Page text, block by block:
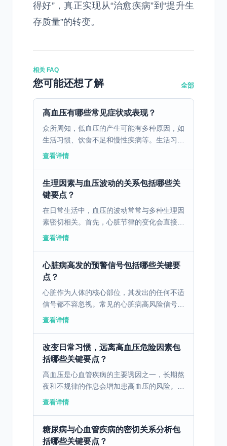
得好”，真正实现从“治愈疾病”到“提升生
存质量”的转变。
相关 FAQ
您可能还想了解 全部
高血压有哪些常见症状或表现？
众所周知，低血压的产生可能有多种原因，如
生活习惯、饮食不足和慢性疾病等。生活习惯
的改变，如过度节食或缺乏运动，会导致血压
查看详情
生理因素与血压波动的关系包括哪些关
键要点？
在日常生活中，血压的波动常常与多种生理因
素密切相关。首先，心脏节律的变化会直接影
响血压的高低，心脏的每一次跳动都会导致血
查看详情
心脏病高发的预警信号包括哪些关键要
点？
心脏作为人体的核心部位，其发出的任何不适
信号都不容忽视。常见的心脏病高风险信号包
括胸痛、呼吸急促和头晕。胸痛通常是由于心
查看详情
改变日常习惯，远离高血压危险因素包
括哪些关键要点？
高血压是心血管疾病的主要诱因之一，长期熬
夜和不规律的作息会增加患高血压的风险。作
为教师，保持规律的作息时间非常重要。避免
查看详情
糖尿病与心血管疾病的密切关系分析包
括哪些关键要点？